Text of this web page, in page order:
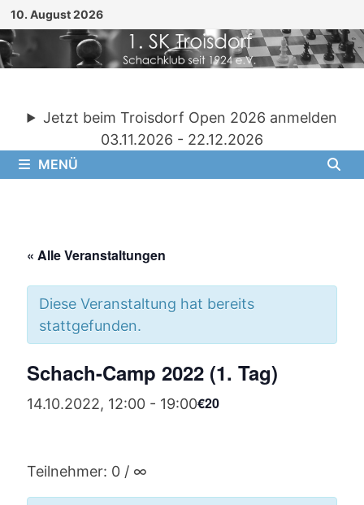
Zum
Inhalt
springen
10. August 2026
Jetzt beim Troisdorf Open 2026 anmelden
03.11.2026 - 22.12.2026
MENÜ
« Alle Veranstaltungen
Diese Veranstaltung hat bereits
stattgefunden.
Schach-Camp 2022 (1. Tag)
14.10.2022, 12:00- 19:00€20
Teilnehmer: 0 / ∞